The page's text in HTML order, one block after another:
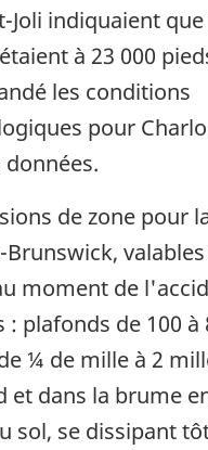
Joli indiquaient
à 23 000
les conditions
pour
de zone pour
Brunswick,
moment de
: plafonds de 100 à
¼ de mille à 2
et dans la brume
sol, se dissipant